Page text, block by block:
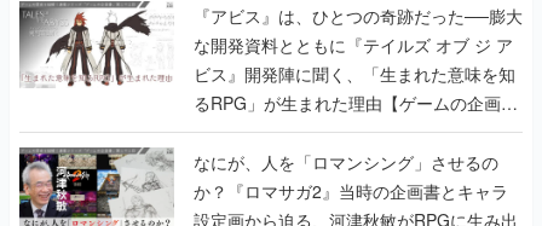
『アビス』は、ひとつの奇跡だった──膨大
な開発資料とともに『テイルズ オブ ジ ア
ビス』開発陣に聞く、「生まれた意味を知
るRPG」が生まれた理由【ゲームの企画
書】
なにが、人を「ロマンシング」させるの
か？『ロマサガ2』当時の企画書とキャラ
設定画から迫る、河津秋敏がRPGに生み出